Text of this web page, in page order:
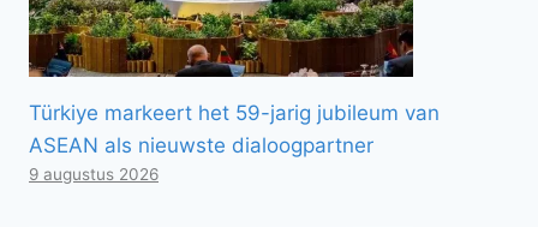
Türkiye markeert het 59-jarig jubileum van
ASEAN als nieuwste dialoogpartner
9 augustus 2026